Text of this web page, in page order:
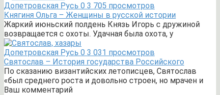
Допетровская Русь 0 3 705 просмотров
Княгиня Ольга – Женщины в русской истории
Жаркий июньский полдень Князь Игорь с дружиной
возвращается с охоты. Удачная была охота, у
Допетровская Русь 0 3 031 просмотров
Святослав – История государства Российского
По сказанию византийских летописцев, Святослав
«был среднего роста и довольно строен, но мрачен и
Ваш комментарий